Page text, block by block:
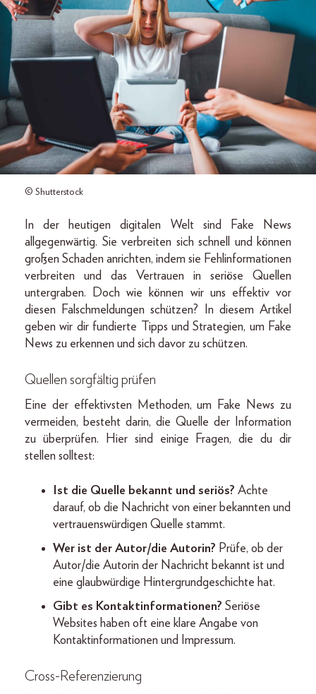
© Shutterstock
In der heutigen digitalen Welt sind Fake News
allgegenwärtig. Sie verbreiten sich schnell und können
großen Schaden anrichten, indem sie Fehlinformationen
verbreiten und das Vertrauen in seriöse Quellen
untergraben. Doch wie können wir uns effektiv vor
diesen Falschmeldungen schützen? In diesem Artikel
geben wir dir fundierte Tipps und Strategien, um Fake
News zu erkennen und sich davor zu schützen.
Quellen sorgfältig prüfen
Eine der effektivsten Methoden, um Fake News zu
vermeiden, besteht darin, die Quelle der Information
zu überprüfen. Hier sind einige Fragen, die du dir
stellen solltest:
Ist die Quelle bekannt und seriös? Achte
darauf, ob die Nachricht von einer bekannten und
vertrauenswürdigen Quelle stammt.
Wer ist der Autor/die Autorin? Prüfe, ob der
Autor/die Autorin der Nachricht bekannt ist und
eine glaubwürdige Hintergrundgeschichte hat.
Gibt es Kontaktinformationen? Seriöse
Websites haben oft eine klare Angabe von
Kontaktinformationen und Impressum.
Cross-Referenzierung